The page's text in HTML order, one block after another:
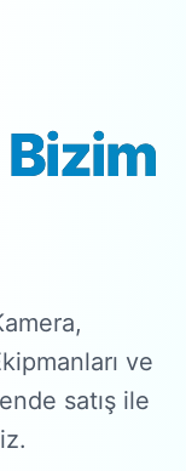
Bizim
ve
satış ile